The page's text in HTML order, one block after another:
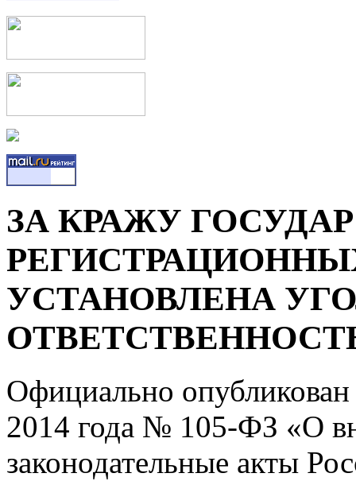
ЗА КРАЖУ
УСТАНОВЛЕНА
Официально
2014 года № 105-ФЗ «О
законодательные акты